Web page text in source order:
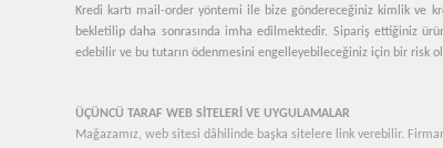
Kredi kartı mail-order yöntemi ile bize göndereceğiniz kimlik ve
bekletilip daha sonrasında imha edilmektedir. Sipariş ettiğiniz
edebilir ve bu tutarın ödenmesini engelleyebileceğiniz için bir risk
ÜÇÜNCÜ TARAF WEB SİTELERİ VE UYGULAMALAR
Mağazamız, web sitesi dâhilinde başka sitelere link verebilir.